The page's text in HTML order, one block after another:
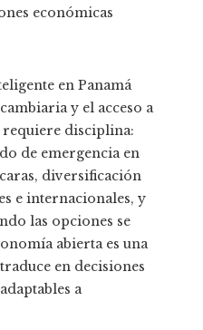
económicas
en Panamá
y el acceso a
disciplina:
de emergencia en
diversificación
e internacionales, y
las opciones se
abierta es una
en decisiones
a